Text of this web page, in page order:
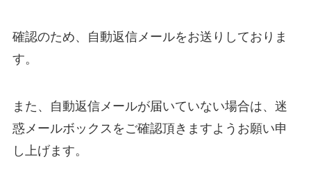
確認のため、自動返信メールをお送りしておりま
す。
また、自動返信メールが届いていない場合は、迷
惑メールボックスをご確認頂きますようお願い申
し上げます。